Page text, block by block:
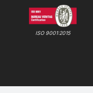
ISO 9001:2015